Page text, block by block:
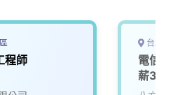
程師
台北
電信/
薪